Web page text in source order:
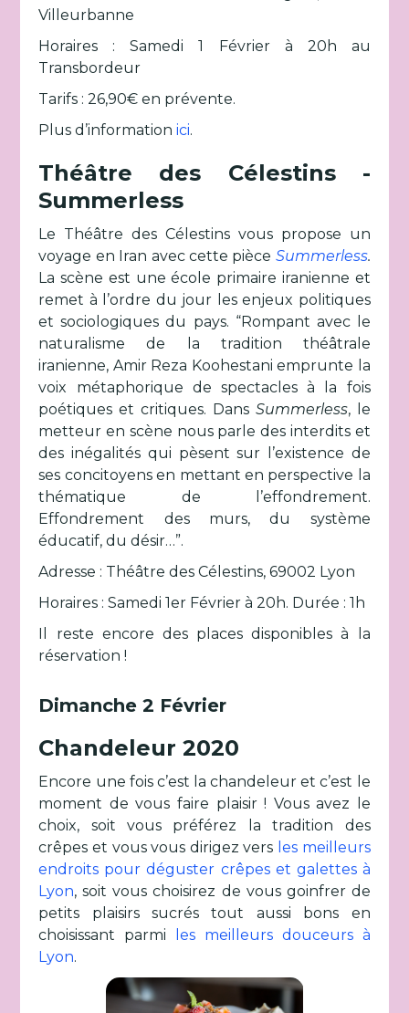
Villeurbanne
Horaires : Samedi 1 Février à 20h au
Transbordeur
Tarifs : 26,90€ en prévente.
Plus d’informationici.
Théâtre des Célestins -
Summerless
Le Théâtre des Célestins vous propose un
voyage en Iran avec cette pièce Summerless.
La scène est une école primaire iranienne et
remet à l’ordre du jour les enjeux politiques
et sociologiques du pays. “Rompant avec le
naturalisme de la tradition théâtrale
iranienne, Amir Reza Koohestani emprunte la
voix métaphorique de spectacles à la fois
poétiques et critiques. Dans Summerless, le
metteur en scène nous parle des interdits et
des inégalités qui pèsent sur l’existence de
ses concitoyens en mettant en perspective la
thématique de l’effondrement.
Effondrement des murs, du système
éducatif, du désir…”.
Adresse : Théâtre des Célestins, 69002 Lyon
Horaires : Samedi 1er Février à 20h. Durée : 1h
Il reste encore des places disponibles à la
réservation !
Dimanche 2 Février
Chandeleur 2020
Encore une fois c’est la chandeleur et c’est le
moment de vous faire plaisir ! Vous avez le
choix, soit vous préférez la tradition des
crêpes et vous vous dirigez vers les meilleurs
endroits pour déguster crêpes et galettes à
Lyon, soit vous choisirez de vous goinfrer de
petits plaisirs sucrés tout aussi bons en
choisissant parmi
les meilleurs douceurs à
Lyon.